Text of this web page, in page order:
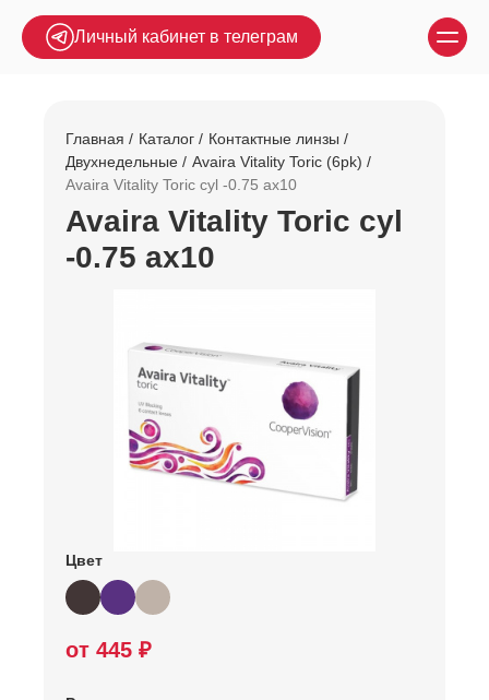
Личный кабинет в телеграм
Главная Каталог
Контактные линзы
Двухнедельные
Avaira Vitality Toric (6pk)
Avaira Vitality Toric cyl -0.75 ax10
Avaira Vitality Toric cyl
-0.75 ax10
Цвет
от 445 ₽